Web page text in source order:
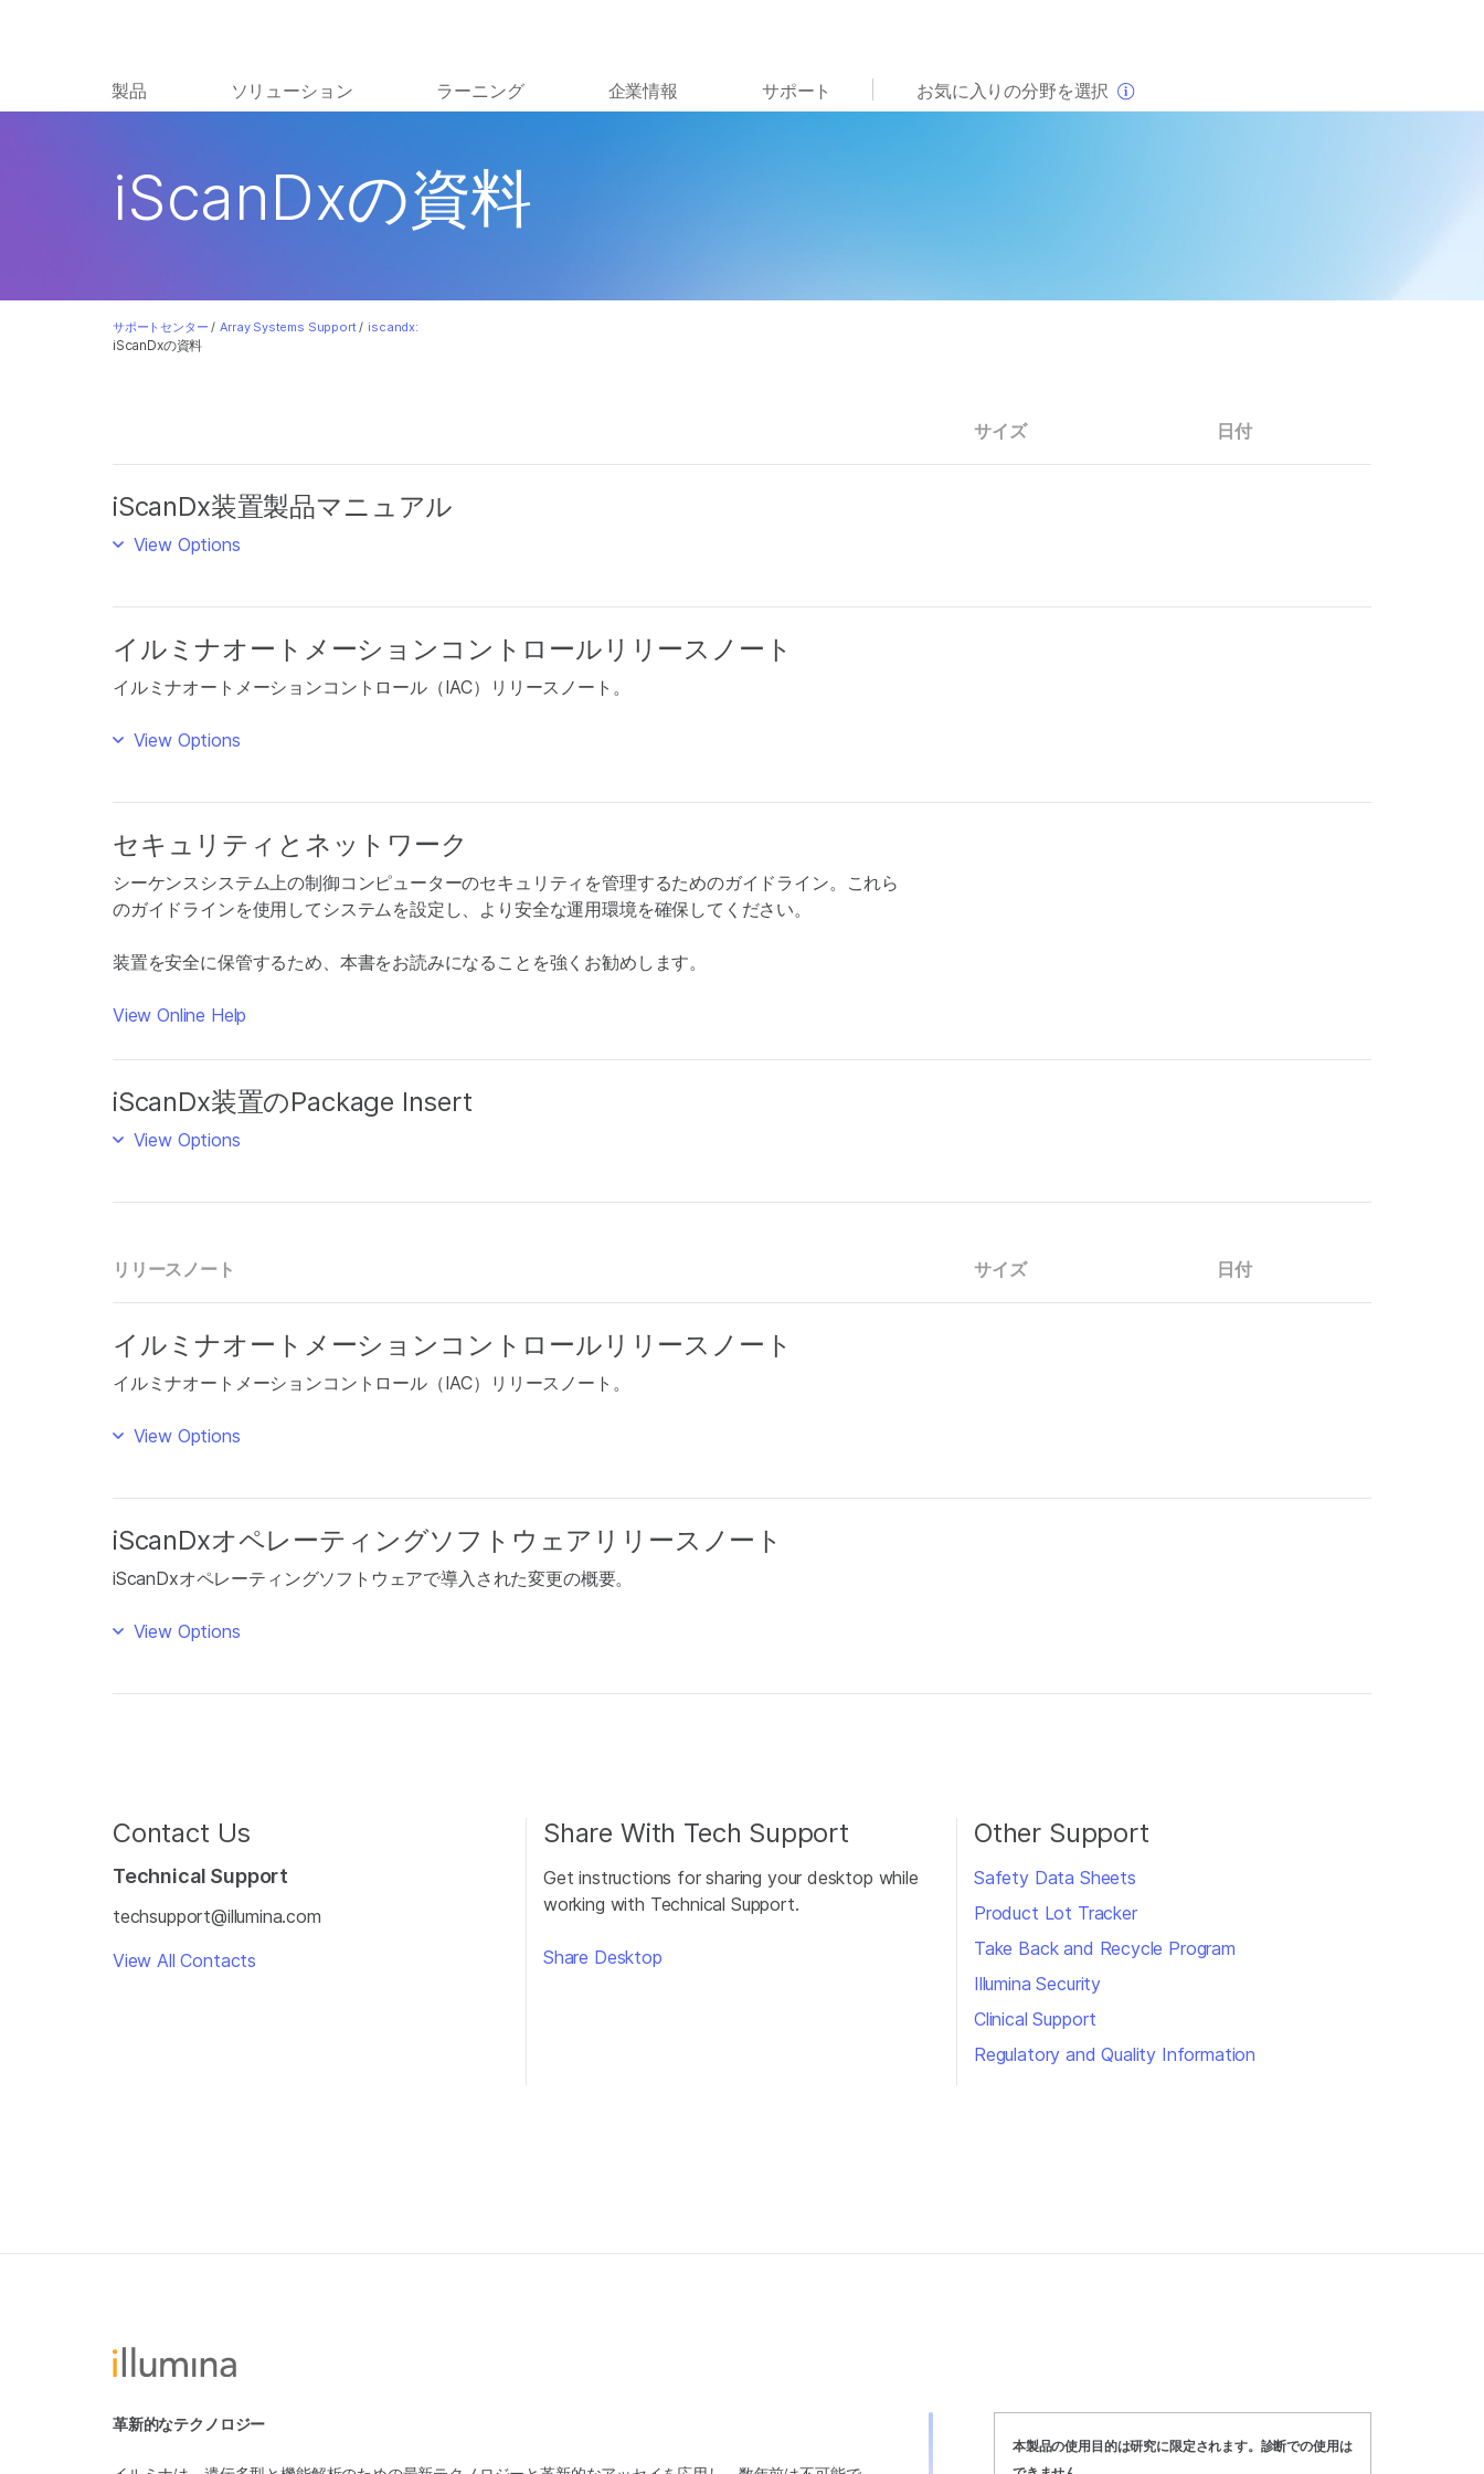
製品 ソリューション ラーニング 企業情報 サポート お気に入りの分野を選択
iScanDxの資料
iScanDxの資料
サポートセンター / Array Systems Support / iscandx:
サイズ 日付
iScanDx装置製品マニュアル
View Options
イルミナオートメーションコントロールリリースノート
イルミナオートメーションコントロール（IAC）リリースノート。
View Options
セキュリティとネットワーク
シーケンスシステム上の制御コンピューターのセキュリティを管理するためのガイドライン。これら
のガイドラインを使用してシステムを設定し、より安全な運用環境を確保してください。
装置を安全に保管するため、本書をお読みになることを強くお勧めします。
View Online Help
iScanDx装置のPackage Insert
View Options
リリースノート サイズ 日付
イルミナオートメーションコントロールリリースノート
イルミナオートメーションコントロール（IAC）リリースノート。
View Options
iScanDxオペレーティングソフトウェアリリースノート
iScanDxオペレーティングソフトウェアで導入された変更の概要。
View Options
Contact Us
Technical Support
techsupport@illumina.com
View All Contacts
Share With Tech Support
Get instructions for sharing your desktop while
working with Technical Support.
Share Desktop
Other Support
Safety Data Sheets
Product Lot Tracker
Take Back and Recycle Program
Illumina Security
Clinical Support
Regulatory and Quality Information
本製品の使用目的は研究に限定されます。診断での使用は
革新的なテクノロジー
お気に入りの分野を選択すると、関連性の高いコンテン
ツへのリンクが表示されます:
微生物研究
農学研究
複雑な疾患